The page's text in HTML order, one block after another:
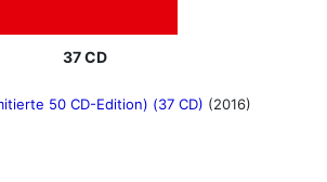
37 CD
50 CD-Edition) (37 CD) (2016)